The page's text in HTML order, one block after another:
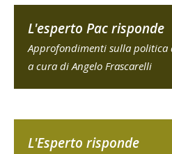
L'esperto Pac risponde
Approfondimenti sulla politica
a cura di Angelo Frascarelli
L'Esperto risponde